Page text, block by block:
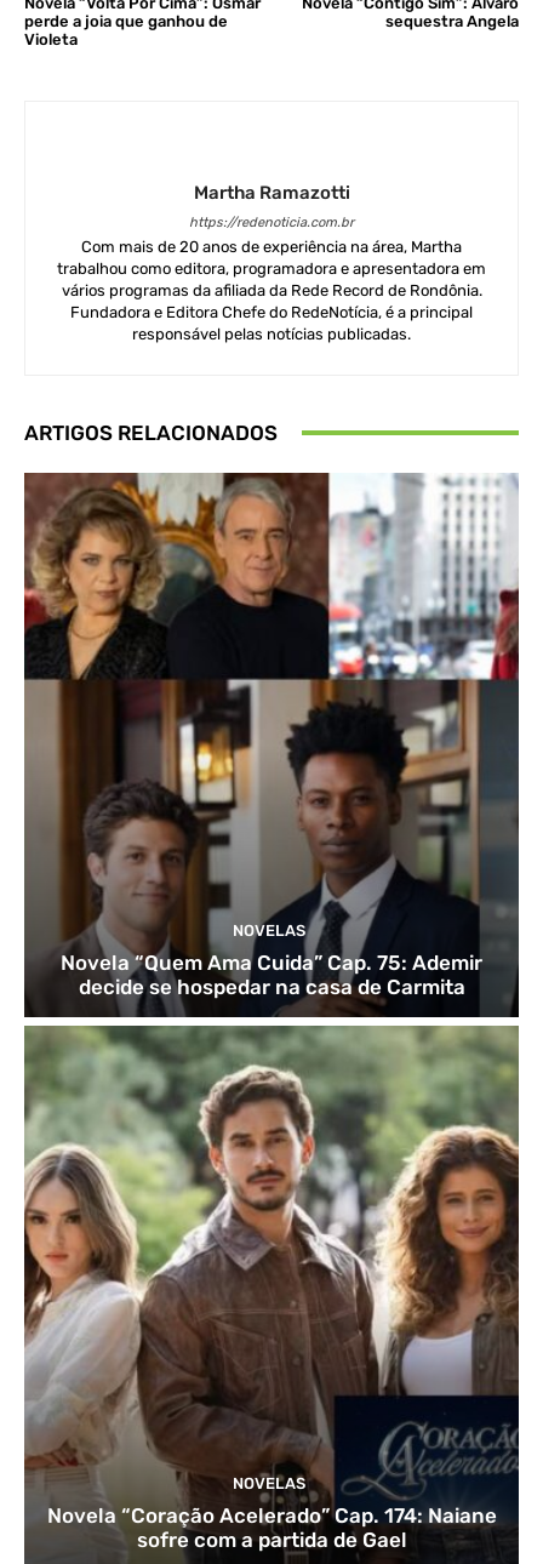
perde a joia que ganhou de
Violeta
sequestra Angela
Martha Ramazotti
https://redenoticia.com.br
Com mais de 20 anos de experiência na área, Martha
trabalhou como editora, programadora e apresentadora em
vários programas da afiliada da Rede Record de Rondônia.
Fundadora e Editora Chefe do RedeNotícia, é a principal
responsável pelas notícias publicadas.
ARTIGOS RELACIONADOS
NOVELAS
Novela “Quem Ama Cuida” Cap. 75: Ademir
decide se hospedar na casa de Carmita
NOVELAS
Novela “Coração Acelerado” Cap. 174: Naiane
sofre com a partida de Gael